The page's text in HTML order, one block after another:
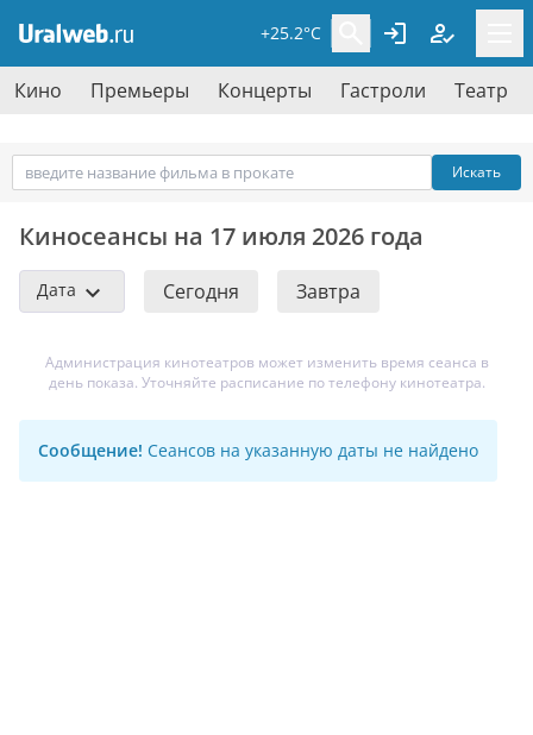
+25.2°C
Кино Премьеры Концерты Гастроли Театр
Искать
Киносеансы на 17 июля 2026 года
Дата Сегодня Завтра
Администрация кинотеатров может изменить время сеанса в
день показа. Уточняйте расписание по телефону кинотеатра.
Сообщение! Сеансов на указанную даты не найдено